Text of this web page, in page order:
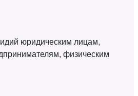
юридическим лицам,
физическим